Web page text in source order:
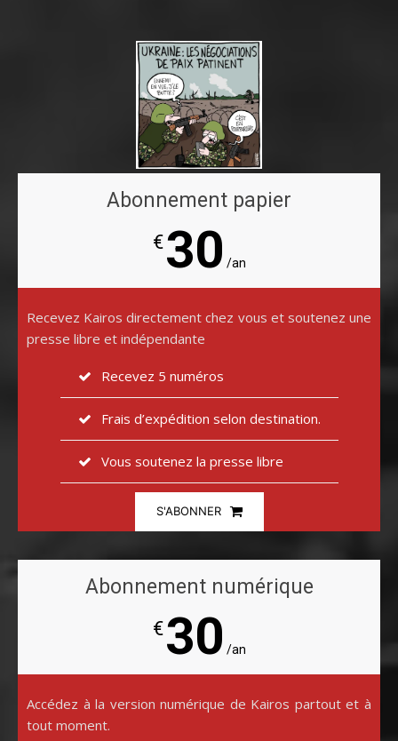
Abonnement papier
€30 /an
Recevez Kairos directement chez vous et soutenez une
presse libre et indépendante
Recevez 5 numéros
Frais d’expédition selon destination.
Vous soutenez la presse libre
S'ABONNER
Abonnement numérique
€30 /an
Accédez à la version numérique de Kairos partout et à
tout moment.